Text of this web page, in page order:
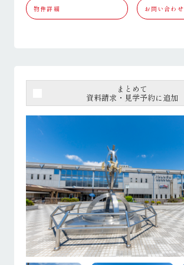
物件詳細 お問い合わせ
まとめて
資料請求・見学予約に追加